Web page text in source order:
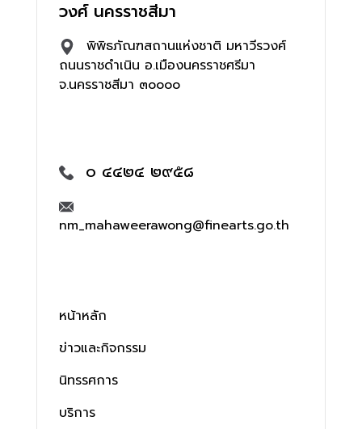
วงศ์ นครราชสีมา
พิพิธภัณฑสถานแห่งชาติ มหาวีรวงศ์
ถนนราชดำเนิน อ.เมืองนครราชศรีมา
จ.นครราชสีมา ๓๐๐๐๐
๐ ๔๔๒๔ ๒๙๕๘
nm_mahaweerawong@finearts.go.th
หน้าหลัก
ข่าวและกิจกรรม
นิทรรศการ
บริการ